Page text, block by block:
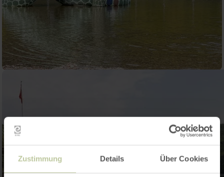
Zustimmung Details Über Cookies